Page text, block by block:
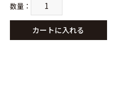
数量 ：
カートに入れる